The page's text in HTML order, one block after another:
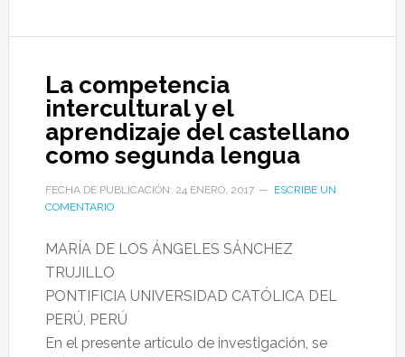
La competencia
intercultural y el
aprendizaje del castellano
como segunda lengua
FECHA DE PUBLICACIÓN: 24 ENERO, 2017
ESCRIBE UN
COMENTARIO
MARÍA DE LOS ÁNGELES SÁNCHEZ
TRUJILLO
PONTIFICIA UNIVERSIDAD CATÓLICA DEL
PERÚ, PERÚ
En el presente artículo de investigación, se